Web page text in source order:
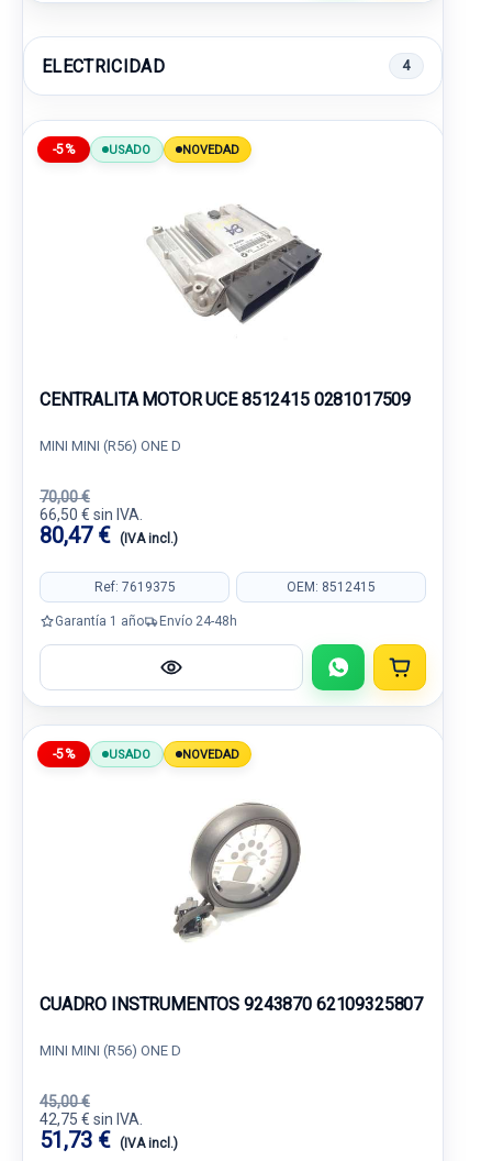
ELECTRICIDAD 4
-5% USADO NOVEDAD
CENTRALITA MOTOR UCE 8512415 0281017509
MINI MINI (R56) ONE D
70,00 €
66,50 € sin IVA.
80,47 € (IVA incl.)
Ref: 7619375 OEM: 8512415
Garantía 1 año Envío 24-48h
-5% USADO NOVEDAD
CUADRO INSTRUMENTOS 9243870 62109325807
MINI MINI (R56) ONE D
45,00 €
42,75 € sin IVA.
51,73 € (IVA incl.)